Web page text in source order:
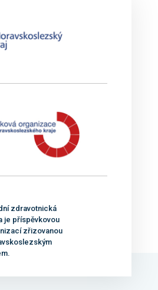
zdravotnická
je příspěvkovou
zřizovanou